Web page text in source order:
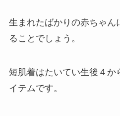
生まれたばかりの赤ちゃん
ることでしょう。
短肌着はたいてい生後４か
イテムです。